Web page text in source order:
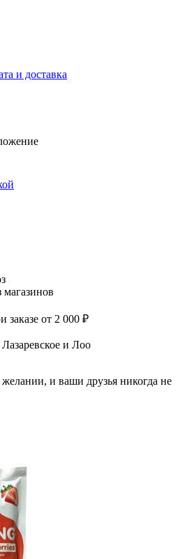
и доставка
магазинов
от 2 000 ₽
и Лоо
и ваши друзья никогда не